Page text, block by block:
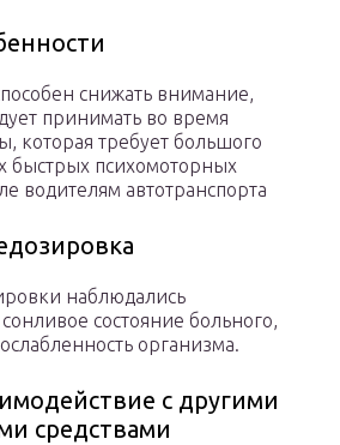
снижать внимание,
принимать во время
которая требует большого
быстрых психомоторных
водителям автотранспорта
наблюдались
состояние больного,
организма.
с другими
средствами